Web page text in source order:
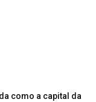
como a capital da